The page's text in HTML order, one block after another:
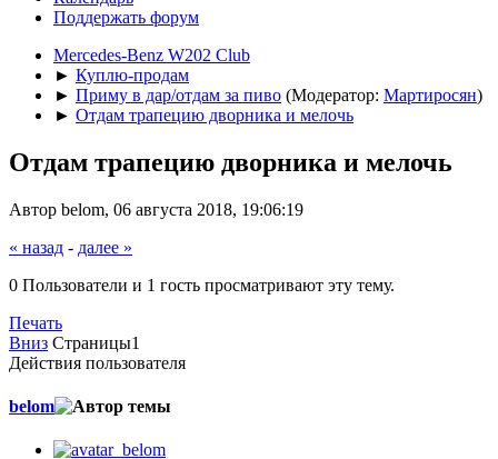
Поддержать форум
Mercedes-Benz W202 Club
► Куплю-продам
► Приму в дар/отдам за пиво (Модератор: Мартиросян)
► Отдам трапецию дворника и мелочь
Отдам трапецию дворника и мелочь
Автор belom, 06 августа 2018, 19:06:19
« назад - далее »
0 Пользователи и 1 гость просматривают эту тему.
Печать
Вниз Страницы1
Действия пользователя
belom